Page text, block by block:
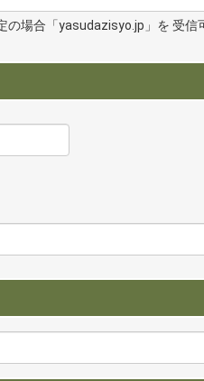
の場合「yasudazisyo.jp」を 受信